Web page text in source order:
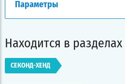
Параметры
Находится в разделах
СЕКОНД-ХЕНД